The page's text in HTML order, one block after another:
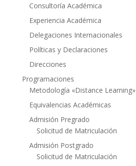
Consultoría Académica
Experiencia Académica
Delegaciones Internacionales
Políticas y Declaraciones
Direcciones
Programaciones
Metodología «Distance Learning»
Equivalencias Académicas
Admisión Pregrado
Solicitud de Matriculación
Admisión Postgrado
Solicitud de Matriculación